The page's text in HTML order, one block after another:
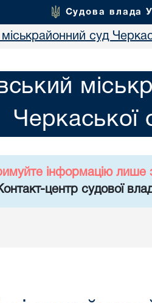
Судова влада
міськрайонний суд
Черкаської
інформацію лише
центр судової